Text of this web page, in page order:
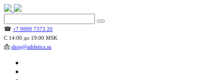
☎ +7 9999 7373 20
С 14:00 до 19:00 MSK
📩 shop@athletics.su